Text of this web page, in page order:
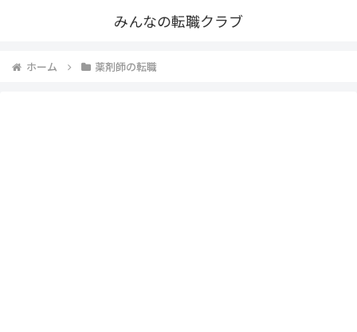
みんなの転職クラブ
ホーム 薬剤師の転職